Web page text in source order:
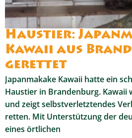
Haustier:
Kawaii aus
gerettet
Japanmakake Kawaii hatte ein
Haustier in Brandenburg.
und zeigt selbstverletztendes
retten. Mit Unterstützung der
eines örtlichen